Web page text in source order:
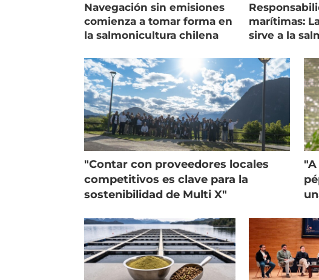
Navegación sin emisiones
comienza a tomar forma en
la salmonicultura chilena
marítimas:
sirve a la
"Contar con proveedores locales
competitivos es clave para la
sostenibilidad de Multi X"